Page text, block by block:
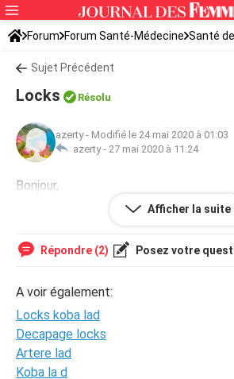
Forum Forum Santé-Médecine Santé
Sujet Précédent
Locks Résolu
azerty- Modifié le 24 mai 2020 à 01:03
azerty - 27 mai 2020 à 11:24
Bonjour,
c'est quoi le traçage des locks a koba
du carré de la base s'il vous plait.
Afficher la suite
Répondre (2) Posez votre
A voir également:
Locks koba lad
Decapage locks
Artere lad
Koba la d